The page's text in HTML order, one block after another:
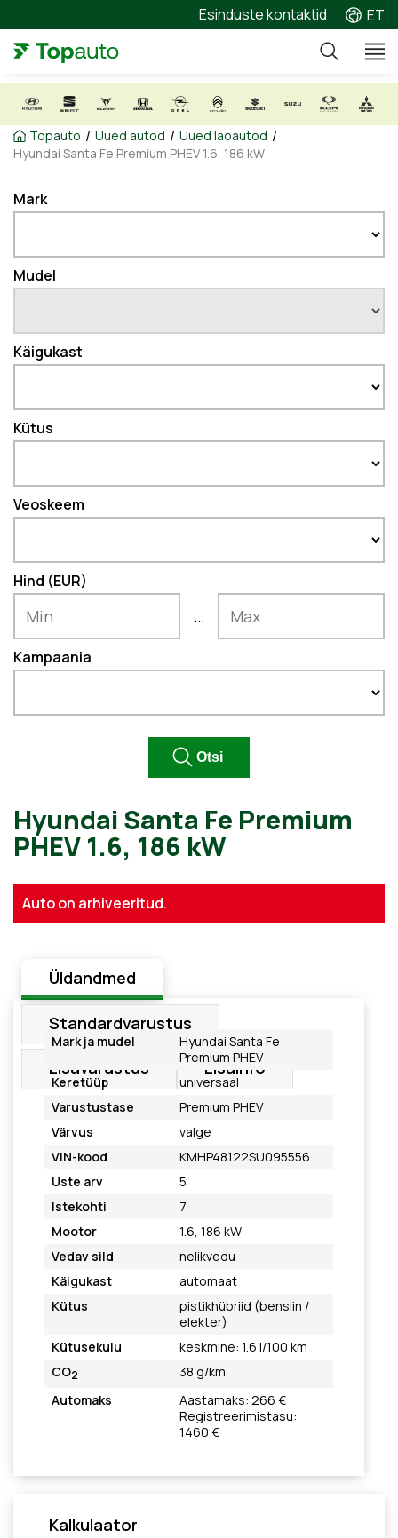
Esinduste kontaktid ET
Topauto / Uued autod / Uued laoautod /
Hyundai Santa Fe Premium PHEV 1.6, 186 kW
Mark
Mudel
Käigukast
Kütus
Veoskeem
Hind (EUR)
...
Kampaania
Hyundai Santa Fe Premium
Auto on arhiveeritud.
Üldandmed
Standardvarustus
Lisavarustus Lisainfo
Mark ja mudel
Hyundai Santa Fe
Premium PHEV
Keretüüp
universaal
Varustustase
Premium PHEV
Värvus
valge
VIN-kood
KMHP48122SU095556
Uste arv
5
Istekohti
7
Mootor
1.6, 186 kW
Vedav sild
nelikvedu
Käigukast
automaat
Kütus
pistikhübriid (bensiin /
elekter)
Kütusekulu
keskmine: 1.6 l/100 km
CO2
38 g/km
Automaks
Aastamaks: 266 €
Registreerimistasu:
1460 €
Kalkulaator